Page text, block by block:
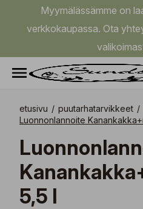
Myymälässämme on
verkkokaupassa. Ota
etusivu / puutarhatarvikkeet /
Luonnonlannoite
Luonnonlannoite
5,5 l